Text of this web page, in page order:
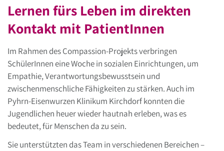
Lernen fürs Leben im direkten
Kontakt mit PatientInnen
Im Rahmen des Compassion-Projekts verbringen
SchülerInnen eine Woche in sozialen Einrichtungen, um
Empathie, Verantwortungsbewusstsein und
zwischenmenschliche Fähigkeiten zu stärken. Auch im
Pyhrn-Eisenwurzen Klinikum Kirchdorf konnten die
Jugendlichen heuer wieder hautnah erleben, was es
bedeutet, für Menschen da zu sein.
Sie unterstützten das Team in verschiedenen Bereichen –